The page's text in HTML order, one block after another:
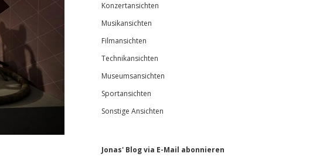
Konzertansichten
Musikansichten
Filmansichten
Technikansichten
Museumsansichten
Sportansichten
Sonstige Ansichten
Jonas' Blog via E-Mail abonnieren